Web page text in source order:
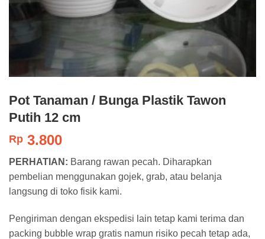
Pot Tanaman / Bunga Plastik Tawon
Putih 12 cm
Rp 3.800
PERHATIAN: Barang rawan pecah. Diharapkan
pembelian menggunakan gojek, grab, atau belanja
langsung di toko fisik kami.
Pengiriman dengan ekspedisi lain tetap kami terima dan
packing bubble wrap gratis namun risiko pecah tetap ada,